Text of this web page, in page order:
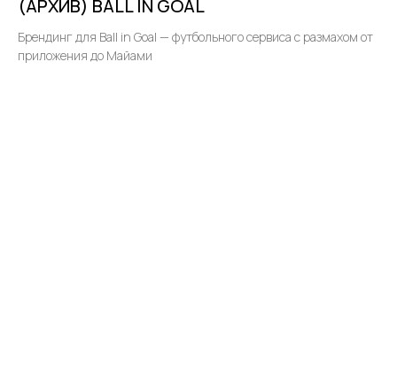
(АРХИВ) BALL IN GOAL
Брендинг для Ball in Goal — футбольного сервиса с размахом от
приложения до Майами